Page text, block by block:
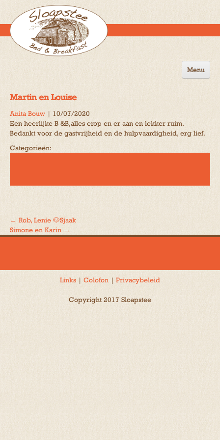
Menu
Omgeving
Reserveren
Martin en Louise
Anita Bouw | 10/07/2020
Een heerlijke B &B,alles erop en er aan en lekker ruim.
Bedankt voor de gastvrijheid en de hulpvaardigheid, erg lief.
Categorieën:
Bericht
← Rob, Lenie 🐶Sjaak
Simone en Karin →
Links | Colofon | Privacybeleid
Copyright 2017 Sloapstee